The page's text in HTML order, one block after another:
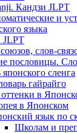
Кандзи JLPT
и
языка
JLPT
слов-
пословицы.
сленга
гайрайго
в
в Японском
язык по
Школам и